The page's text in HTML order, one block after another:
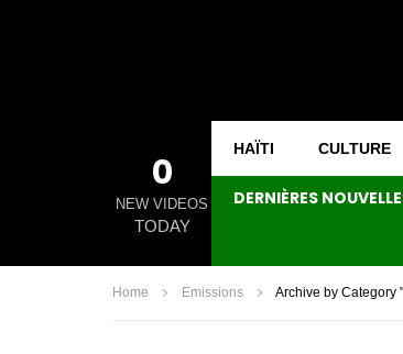
0
NEW VIDEOS
TODAY
HAÏTI CULTURE
DERNIÈRES
Home Emissions Archive by Category